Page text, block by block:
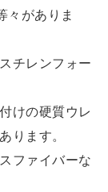
々がありま
チレンフォー
けの硬質ウレ
ります。
ファイバーな